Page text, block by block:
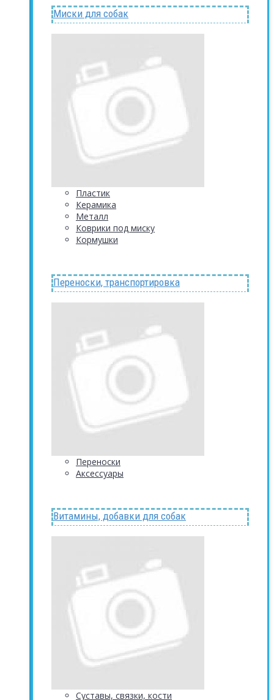
Миски для собак
Пластик
Керамика
Металл
Коврики под миску
Кормушки
Переноски, транспортировка
Переноски
Аксессуары
Витамины, добавки для собак
Суставы, связки, кости